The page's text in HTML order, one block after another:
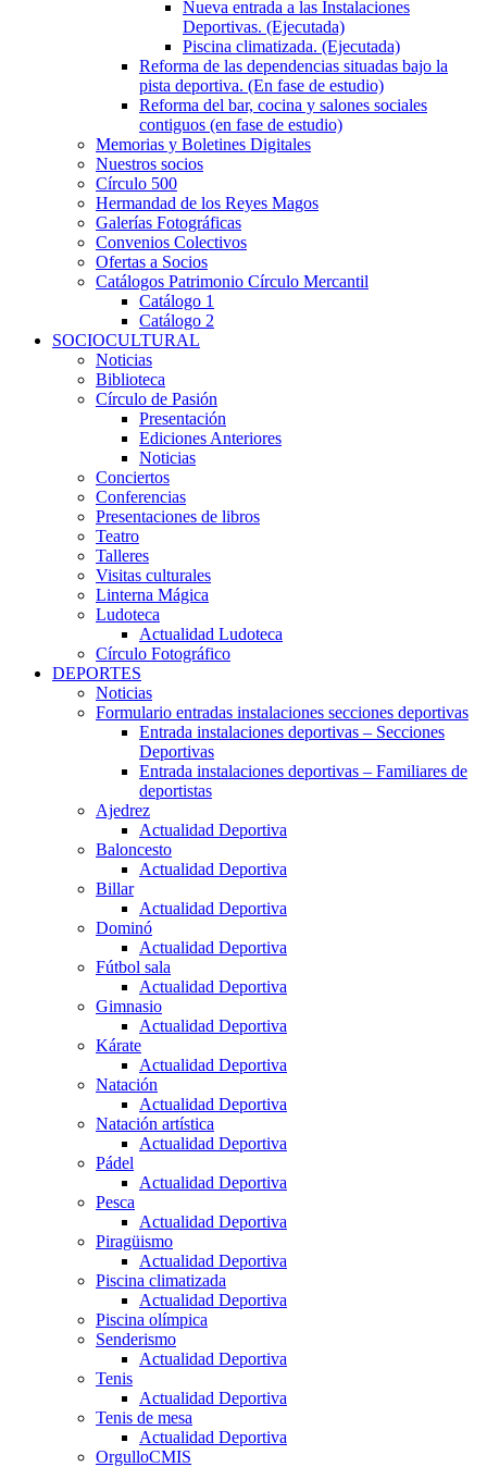
Nueva entrada a las Instalaciones
Deportivas. (Ejecutada)
Piscina climatizada. (Ejecutada)
Reforma de las dependencias situadas bajo la
pista deportiva. (En fase de estudio)
Reforma del bar, cocina y salones sociales
contiguos (en fase de estudio)
Memorias y Boletines Digitales
Nuestros socios
Círculo 500
Hermandad de los Reyes Magos
Galerías Fotográficas
Convenios Colectivos
Ofertas a Socios
Catálogos Patrimonio Círculo Mercantil
Catálogo 1
Catálogo 2
SOCIOCULTURAL
Noticias
Biblioteca
Círculo de Pasión
Presentación
Ediciones Anteriores
Noticias
Conciertos
Conferencias
Presentaciones de libros
Teatro
Talleres
Visitas culturales
Linterna Mágica
Ludoteca
Actualidad Ludoteca
Círculo Fotográfico
DEPORTES
Noticias
Formulario entradas instalaciones secciones deportivas
Entrada instalaciones deportivas – Secciones
Deportivas
Entrada instalaciones deportivas – Familiares de
deportistas
Ajedrez
Actualidad Deportiva
Baloncesto
Actualidad Deportiva
Billar
Actualidad Deportiva
Dominó
Actualidad Deportiva
Fútbol sala
Actualidad Deportiva
Gimnasio
Actualidad Deportiva
Kárate
Actualidad Deportiva
Natación
Actualidad Deportiva
Natación artística
Actualidad Deportiva
Pádel
Actualidad Deportiva
Pesca
Actualidad Deportiva
Piragüismo
Actualidad Deportiva
Piscina climatizada
Actualidad Deportiva
Piscina olímpica
Senderismo
Actualidad Deportiva
Tenis
Actualidad Deportiva
Tenis de mesa
Actualidad Deportiva
OrgulloCMIS